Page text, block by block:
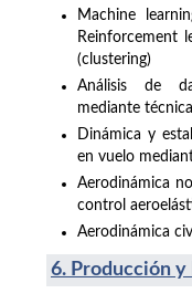
Machine
Reinforcement
(clustering)
Análisis de
mediante
Dinámica y
en vuelo
Aerodinámica
control
Aerodinámica
6. Producción